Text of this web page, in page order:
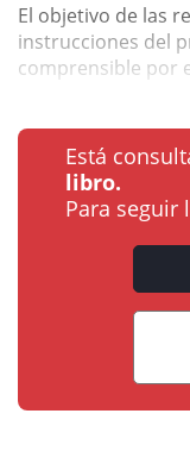
El objetivo de las
instrucciones del
comprensible por
Está
libro.
Para seguir